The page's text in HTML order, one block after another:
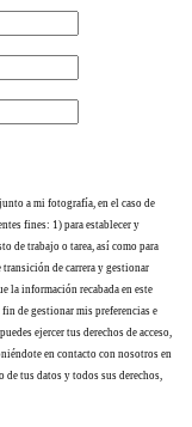
a mi fotografía, en el caso de
fines: 1) para establecer y
de trabajo o tarea, así como para
de carrera y gestionar
la información recabada en este
de gestionar mis preferencias e
ejercer tus derechos de acceso,
en contacto con nosotros en
de tus datos y todos sus derechos,